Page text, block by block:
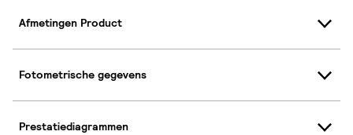
Afmetingen Product
Fotometrische gegevens
Prestatiediagrammen